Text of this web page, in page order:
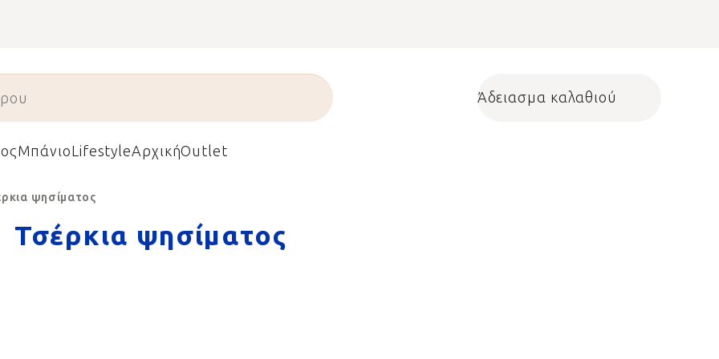
Shopping cart
Άδειασμα καλαθιού
ΜπάνιοLifestyleΑρχικήOutlet
ψησίματος
Τσέρκια ψησίματος